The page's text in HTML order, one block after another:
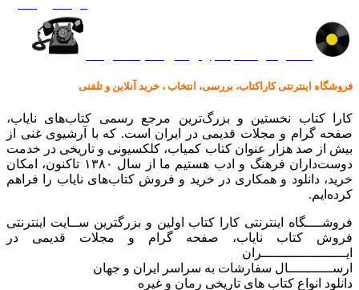
فروشگاه اینترنتی کاراکتاب، بررسی، انتخاب ، خرید آنلاین و تلفنی
کارا کتاب نخستین و بزرگ‌ترین مرجع رسمی کتاب‌های نایاب،
صفحه گرام و مجلات قدیمی در ایران است. که با آرشیوی غنی از
بیش از صد هزار عنوان کتاب کمیاب، کلکسیونی و تاریخی در خدمت
دوست‌داران فرهنگ و ادب هستیم ما از سال ۱۳۸۰ تاکنون، امکان
خرید، دانلود و همکاری در خرید و فروش کتاب‌های نایاب را فراهم
کرده‌ایم.
فروشــــگاه اینترنتی کارا کتاب اولین و بزرگترین ســایت اینترنتی
فروش کتاب نایاب، صفحه گرام و مجلات قدیمی در
ایـــــــــــــــــــــران
ارســـــــــــال سفارشات به سراسر ایران و جهان
دانلود انواع کتاب های تاریخی رمان و غیره